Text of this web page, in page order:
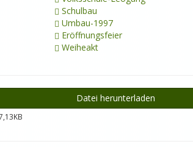
Schulbau
Umbau-1997
Eröffnungsfeier
Weiheakt
Datei herunterladen